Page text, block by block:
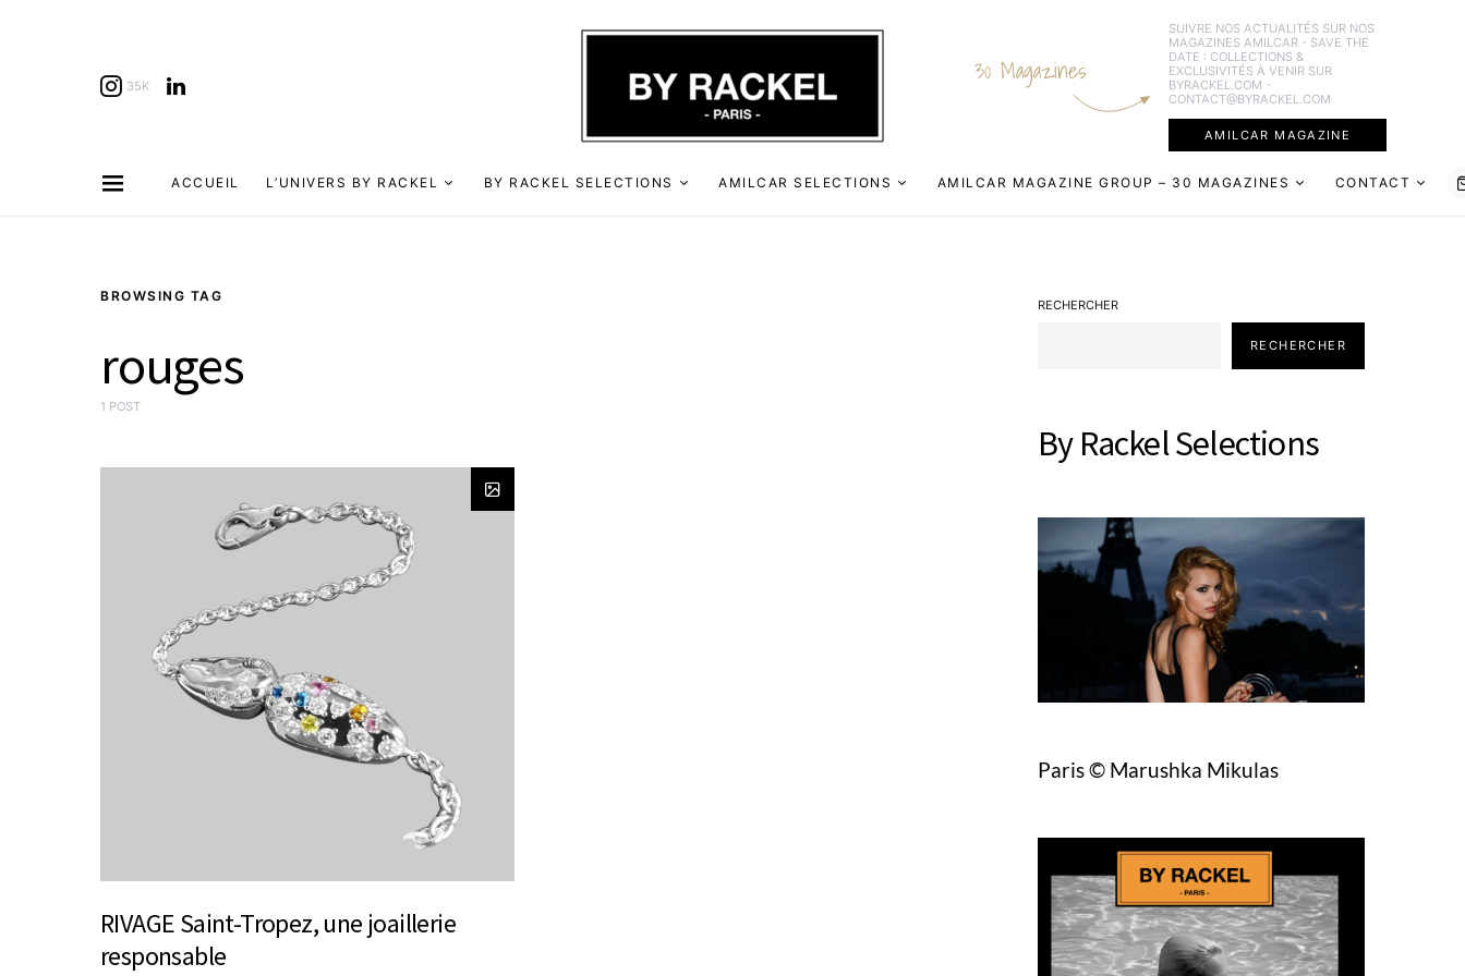
35K 30 Magazines
SUIVRE NOS ACTUALITÉS SUR NOS
MAGAZINES AMILCAR - SAVE THE
DATE : COLLECTIONS &
EXCLUSIVITÉS À VENIR SUR
BYRACKEL.COM -
CONTACT@BYRACKEL.COM
AMILCAR MAGAZINE
ACCUEIL L’UNIVERS BY RACKEL BY RACKEL SELECTIONS AMILCAR SELECTIONS AMILCAR MAGAZINE GROUP – 30 MAGAZINES CONTACT
BROWSING TAG
rouges
1 POST
RIVAGE Saint-Tropez, une joaillerie
responsable
RECHERCHER
RECHERCHER
By Rackel Selections
Paris © Marushka Mikulas